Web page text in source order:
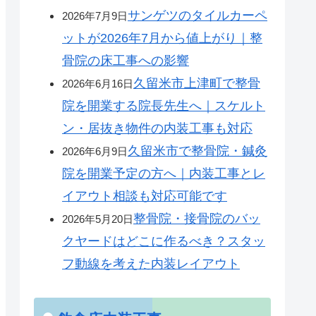
2026年7月9日サンゲツのタイルカーペ
ットが2026年7月から値上がり｜整
骨院の床工事への影響
2026年6月16日久留米市上津町で整骨
院を開業する院長先生へ｜スケルト
ン・居抜き物件の内装工事も対応
2026年6月9日久留米市で整骨院・鍼灸
院を開業予定の方へ｜内装工事とレ
イアウト相談も対応可能です
2026年5月20日整骨院・接骨院のバッ
クヤードはどこに作るべき？スタッ
フ動線を考えた内装レイアウト